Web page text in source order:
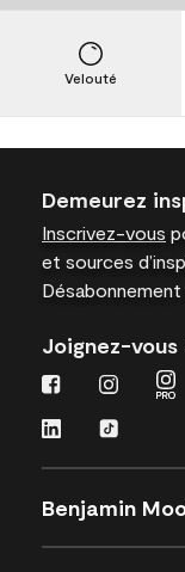
Velouté
Demeurez
Inscrivez-vous
et sources
Joignez-
Benjamin